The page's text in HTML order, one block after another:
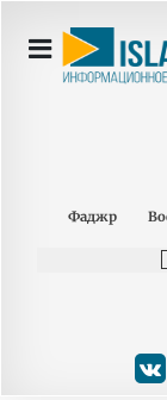
Фаджр